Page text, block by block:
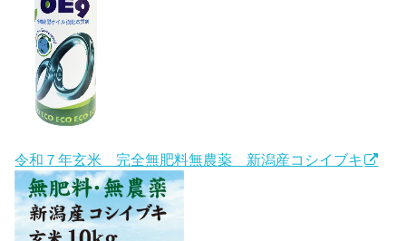
令和７年玄米 完全無肥料無農薬 新潟産コシイブキ